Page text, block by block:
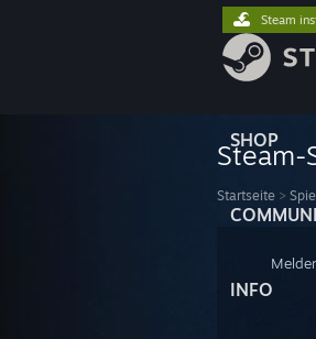
SHOP
INFO
Steam
Steam-
Startseite >